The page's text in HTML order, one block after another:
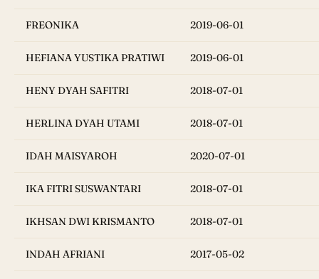
FREONIKA 2019-06-01
HEFIANA YUSTIKA PRATIWI 2019-06-01
HENY DYAH SAFITRI 2018-07-01
HERLINA DYAH UTAMI 2018-07-01
IDAH MAISYAROH 2020-07-01
IKA FITRI SUSWANTARI 2018-07-01
IKHSAN DWI KRISMANTO 2018-07-01
INDAH AFRIANI 2017-05-02